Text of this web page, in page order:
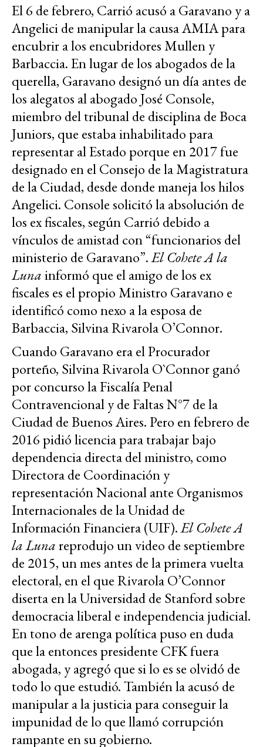
El 6 de febrero, Carrió acusó a Garavano y a
Angelici de manipular la causa AMIA para
encubrir a los encubridores Mullen y
Barbaccia. En lugar de los abogados de la
querella, Garavano designó un día antes de
los alegatos al abogado José Console,
miembro del tribunal de disciplina de Boca
Juniors, que estaba inhabilitado para
representar al Estado porque en 2017 fue
designado en el Consejo de la Magistratura
de la Ciudad, desde donde maneja los hilos
Angelici. Console solicitó la absolución de
los ex fiscales, según Carrió debido a
vínculos de amistad con “funcionarios del
ministerio de Garavano”.El Cohete A la
Lunainformó que el amigo de los ex
fiscales es el propio Ministro Garavano e
identificó como nexo a la esposa de
Barbaccia, Silvina Rivarola O’Connor.
Cuando Garavano era el Procurador
porteño, Silvina Rivarola O`Connor ganó
por concurso la Fiscalía Penal
Contravencional y de Faltas N°7 de la
Ciudad de Buenos Aires. Pero en febrero de
2016 pidió licencia para trabajar bajo
dependencia directa del ministro, como
Directora de Coordinación y
representación Nacional ante Organismos
Internacionales de la Unidad de
Información Financiera (UIF).El Cohete A
la Lunareprodujo un video de septiembre
de 2015, un mes antes de la primera vuelta
electoral, en el que Rivarola O’Connor
diserta en la Universidad de Stanford sobre
democracia liberal e independencia judicial.
En tono de arenga política puso en duda
que la entonces presidente CFK fuera
abogada, y agregó que si lo es se olvidó de
todo lo que estudió. También la acusó de
manipular a la justicia para conseguir la
impunidad de lo que llamó corrupción
rampante en su gobierno.